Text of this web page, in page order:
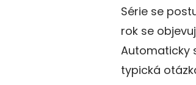
Série se
rok se
Automaticky
typická